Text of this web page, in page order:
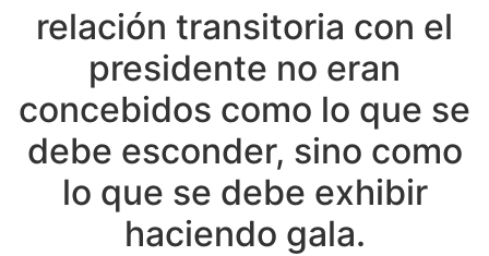
relación transitoria con el
presidente no eran
concebidos como lo que se
debe esconder, sino como
lo que se debe exhibir
haciendo gala.